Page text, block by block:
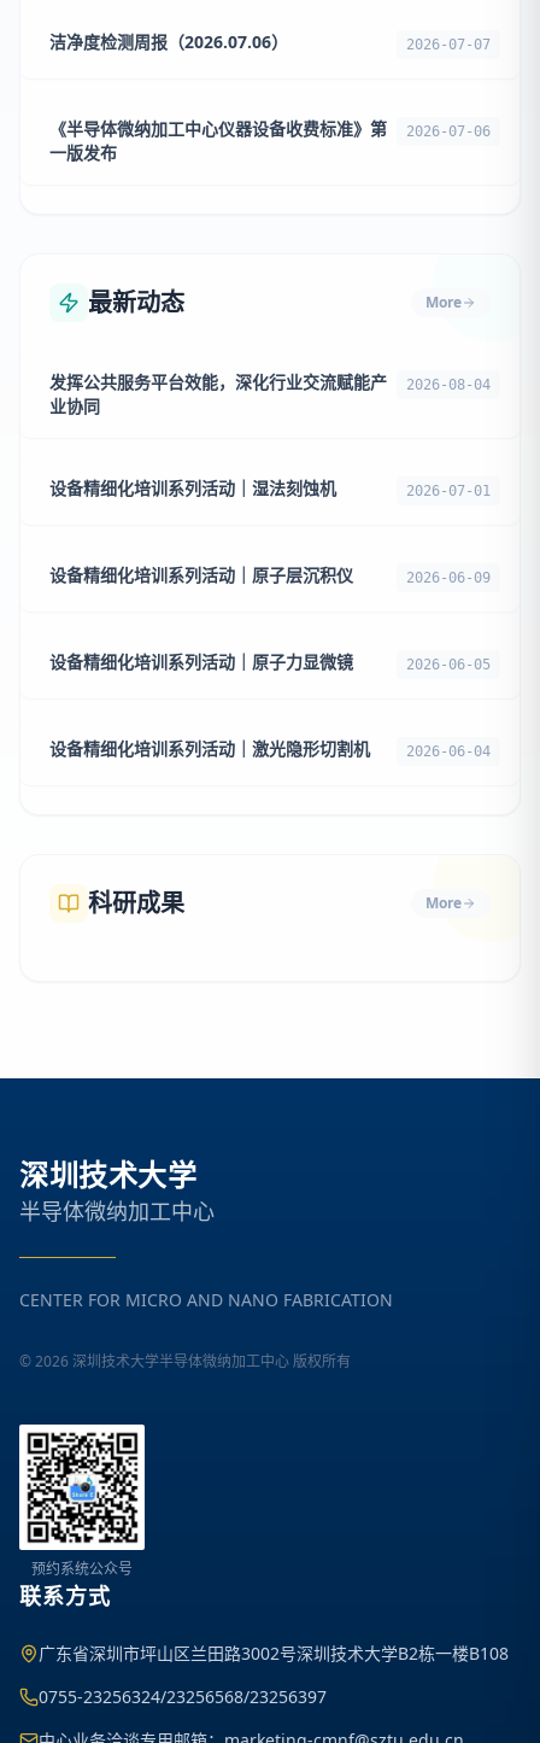
洁净度检测周报（2026.07.06） 2026-07-07
《半导体微纳加工中心仪器设备收费标准》第
一版发布
2026-07-06
最新动态 More
发挥公共服务平台效能，深化行业交流赋能产
业协同
2026-08-04
设备精细化培训系列活动｜湿法刻蚀机 2026-07-01
设备精细化培训系列活动｜原子层沉积仪 2026-06-09
设备精细化培训系列活动｜原子力显微镜 2026-06-05
设备精细化培训系列活动｜激光隐形切割机 2026-06-04
科研成果 More
深圳技术大学
半导体微纳加工中心
CENTER FOR MICRO AND NANO FABRICATION
©2026深圳技术大学半导体微纳加工中心 版权所有
预约系统公众号
联系方式
广东省深圳市坪山区兰田路3002号深圳技术大学B2栋一楼B108
0755-23256324/23256568/23256397